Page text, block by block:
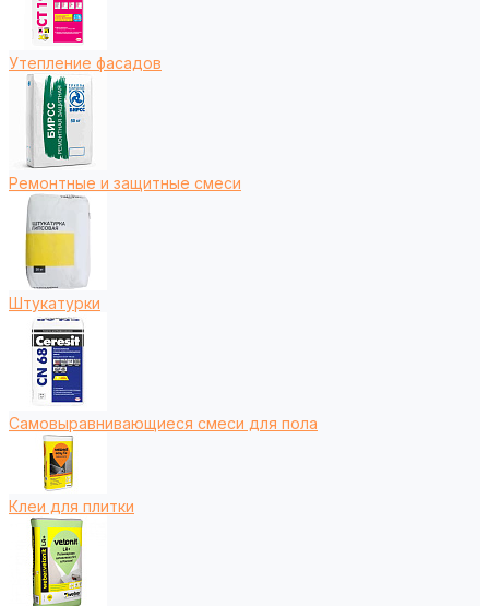
Утепление фасадов
Ремонтные и защитные смеси
Штукатурки
Самовыравнивающиеся смеси для пола
Клеи для плитки